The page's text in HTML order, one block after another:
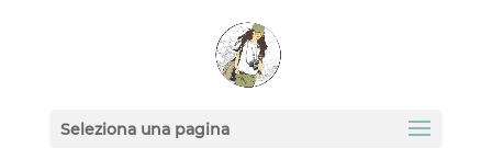
Seleziona una pagina